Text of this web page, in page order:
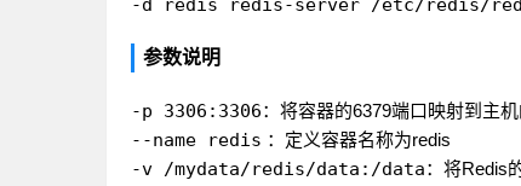
参数说明
-p 3306:3306：将容器的6379端口映射到主
--name redis ：定义容器名称为redis
-v /mydata/redis/data:/data：将Redis